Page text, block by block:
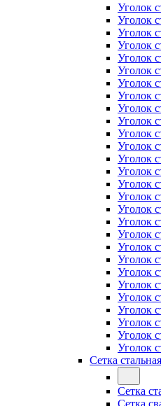
Уголок
Уголок
Уголок
Уголок
Уголок
Уголок
Уголок
Уголок
Уголок
Уголок
Уголок
Уголок
Уголок
Уголок
Уголок
Уголок
Уголок
Уголок
Уголок
Уголок
Уголок
Уголок
Уголок
Уголок
Уголок
Уголок
Уголок
Уголок
Сетка стальная
Сетка
Сетка